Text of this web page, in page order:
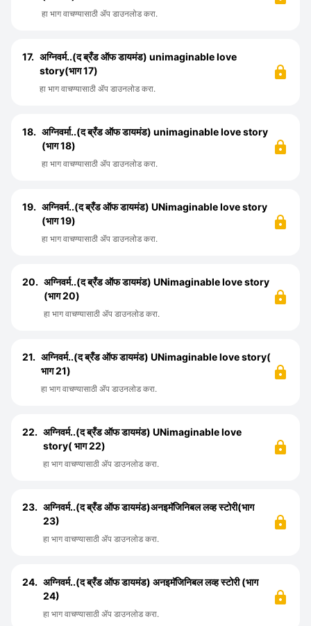
हा भाग वाचण्यासाठी ॲप डाउनलोड करा.
17. अग्निवर्म..(द ब्रँड ऑफ डायमंड) unimaginable love
story(भाग 17)
हा भाग वाचण्यासाठी ॲप डाउनलोड करा.
18. अग्निवर्मा..(द ब्रँड ऑफ डायमंड) unimaginable love story
(भाग 18)
हा भाग वाचण्यासाठी ॲप डाउनलोड करा.
19. अग्निवर्म..(द ब्रँड ऑफ डायमंड) UNimaginable love story
(भाग 19)
हा भाग वाचण्यासाठी ॲप डाउनलोड करा.
20. अग्निवर्म..(द ब्रँड ऑफ डायमंड) UNimaginable love story
(भाग 20)
हा भाग वाचण्यासाठी ॲप डाउनलोड करा.
21. अग्निवर्म..(द ब्रँड ऑफ डायमंड) UNimaginable love story(
भाग 21)
हा भाग वाचण्यासाठी ॲप डाउनलोड करा.
22. अग्निवर्म..(द ब्रँड ऑफ डायमंड) UNimaginable love
story( भाग 22)
हा भाग वाचण्यासाठी ॲप डाउनलोड करा.
23. अग्निवर्म..(द ब्रँड ऑफ डायमंड)अनइमॅजिनिबल लव्ह स्टोरी(भाग
23)
हा भाग वाचण्यासाठी ॲप डाउनलोड करा.
24. अग्निवर्म..(द ब्रँड ऑफ डायमंड) अनइमॅजिनिबल लव्ह स्टोरी (भाग
24)
हा भाग वाचण्यासाठी ॲप डाउनलोड करा.